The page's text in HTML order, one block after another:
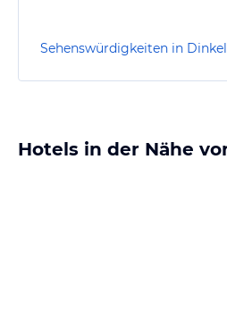
Sehenswürdigkeiten in
Hotels in der Nähe